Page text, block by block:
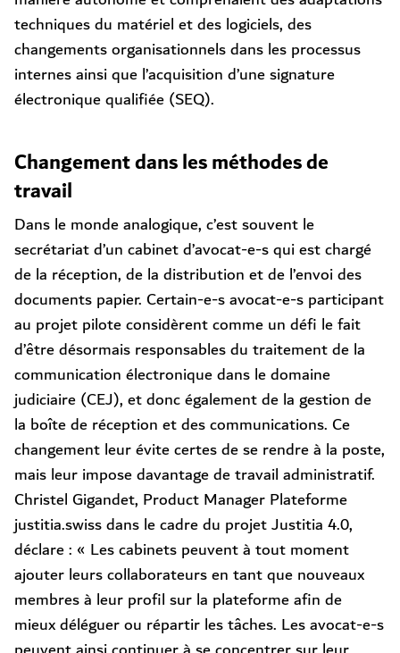
techniques du matériel et des logiciels, des
changements organisationnels dans les processus
internes ainsi que l’acquisition d’une signature
électronique qualifiée (SEQ).
Changement dans les méthodes de
travail
Dans le monde analogique, c’est souvent le
secrétariat d’un cabinet d’avocat-e-s qui est chargé
de la réception, de la distribution et de l’envoi des
documents papier. Certain-e-s avocat-e-s participant
au projet pilote considèrent comme un défi le fait
d’être désormais responsables du traitement de la
communication électronique dans le domaine
judiciaire (CEJ), et donc également de la gestion de
la boîte de réception et des communications. Ce
changement leur évite certes de se rendre à la poste,
mais leur impose davantage de travail administratif.
Christel Gigandet, Product Manager Plateforme
justitia.swiss dans le cadre du projet Justitia 4.0,
déclare : « Les cabinets peuvent à tout moment
ajouter leurs collaborateurs en tant que nouveaux
membres à leur profil sur la plateforme afin de
mieux déléguer ou répartir les tâches. Les avocat-e-s